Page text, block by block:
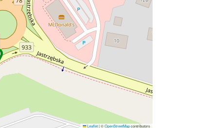
Leaflet|©OpenStreetMapcontributors